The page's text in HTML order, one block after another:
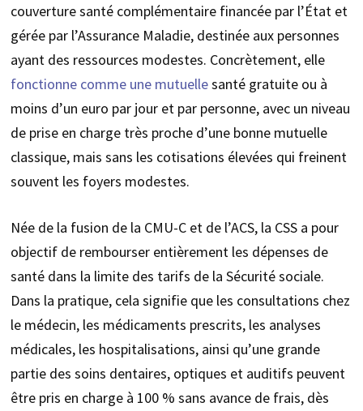
couverture santé complémentaire financée par l’État et
gérée par l’Assurance Maladie, destinée aux personnes
ayant des ressources modestes. Concrètement, elle
fonctionne comme une mutuellesanté gratuite ou à
moins d’un euro par jour et par personne, avec un niveau
de prise en charge très proche d’une bonne mutuelle
classique, mais sans les cotisations élevées qui freinent
souvent les foyers modestes.
Née de la fusion de la CMU-C et de l’ACS, la CSS a pour
objectif de rembourser entièrement les dépenses de
santé dans la limite des tarifs de la Sécurité sociale.
Dans la pratique, cela signifie que les consultations chez
le médecin, les médicaments prescrits, les analyses
médicales, les hospitalisations, ainsi qu’une grande
partie des soins dentaires, optiques et auditifs peuvent
être pris en charge à 100 % sans avance de frais, dès